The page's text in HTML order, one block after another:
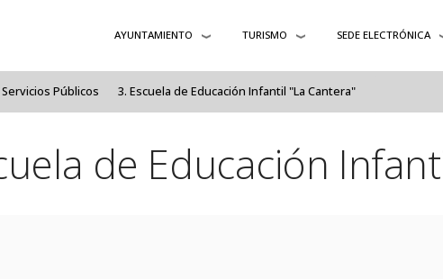
AYUNTAMIENTO TURISMO SEDE ELECTRÓNICA
Públicos Escuela de Educación Infantil "La Cantera"
de Educación